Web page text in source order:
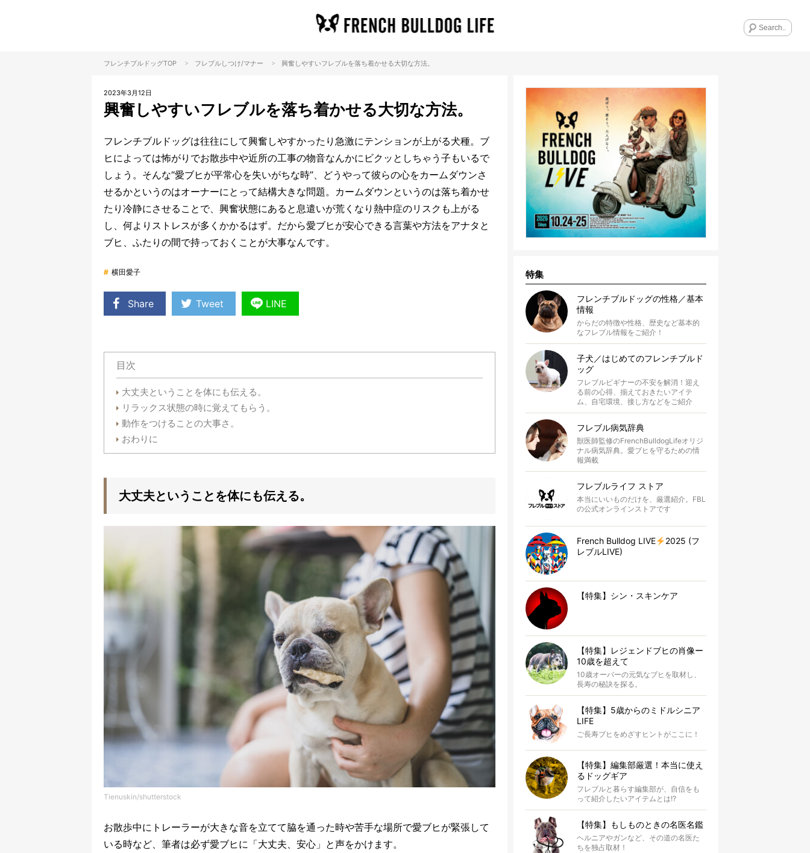
フレンチブルドッグTOP > フレブルしつけ/マナー > 興奮しやすいフレブルを落ち着かせる大切な方法。
2023年3月12日
興奮しやすいフレブルを落ち着かせる大切な方法。
フレンチブルドッグは往往にして興奮しやすかったり急激にテンションが上がる犬種。ブ
ヒによっては怖がりでお散歩中や近所の工事の物音なんかにビクッとしちゃう子もいるで
しょう。そんな“愛ブヒが平常心を失いがちな時”、どうやって彼らの心をカームダウンさ
せるかというのはオーナーにとって結構大きな問題。カームダウンというのは落ち着かせ
たり冷静にさせることで、興奮状態にあると息遣いが荒くなり熱中症のリスクも上がる
し、何よりストレスが多くかかるはず。だから愛ブヒが安心できる言葉や方法をアナタと
ブヒ、ふたりの間で持っておくことが大事なんです。
# 横田愛子
Share Tweet LINE
目次
大丈夫ということを体にも伝える。
リラックス状態の時に覚えてもらう。
動作をつけることの大事さ。
おわりに
大丈夫ということを体にも伝える。
Tienuskin/shutterstock
お散歩中にトレーラーが大きな音を立てて脇を通った時や苦手な場所で愛ブヒが緊張して
いる時など、筆者は必ず愛ブヒに「大丈夫、安心」と声をかけます。
特集
フレンチブルドッグの性格／基本
情報
からだの特徴や性格、歴史など基本的
なフレブル情報をご紹介！
子犬／はじめてのフレンチブルド
ッグ
フレブルビギナーの不安を解消！迎え
る前の心得、揃えておきたいアイテ
ム、自宅環境、接し方などをご紹介
フレブル病気辞典
獣医師監修のFrenchBulldogLifeオリジ
ナル病気辞典。愛ブヒを守るための情
報満載
フレブルライフ ストア
本当にいいものだけを、厳選紹介。FBL
の公式オンラインストアです
French Bulldog LIVE
2025 (フ
レブルLIVE)
【特集】シン・スキンケア
【特集】レジェンドブヒの肖像ー
10歳を超えて
10歳オーバーの元気なブヒを取材し、
長寿の秘訣を探る。
【特集】5歳からのミドルシニア
LIFE
ご長寿ブヒをめざすヒントがここに！
【特集】編集部厳選！本当に使え
るドッグギア
フレブルと暮らす編集部が、自信をも
って紹介したいアイテムとは!?
【特集】もしものときの名医名鑑
ヘルニアやガンなど、その道の名医た
ちを独占取材！